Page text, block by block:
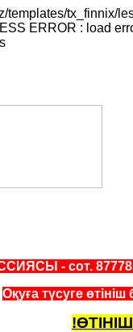
tx_finnix/
ERROR : load
- сот.
Оқуға түсуге өтініш